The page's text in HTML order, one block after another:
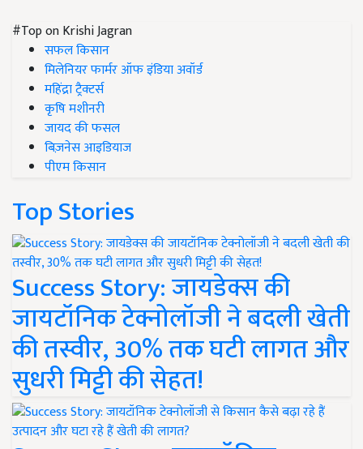
#Top on Krishi Jagran
सफल किसान
मिलेनियर फार्मर ऑफ इंडिया अवॉर्ड
महिंद्रा ट्रैक्टर्स
कृषि मशीनरी
जायद की फसल
बिज़नेस आइडियाज
पीएम किसान
Top Stories
Success Story: जायडेक्स की
जायटॉनिक टेक्नोलॉजी ने बदली खेती
की तस्वीर, 30% तक घटी लागत और
सुधरी मिट्टी की सेहत!